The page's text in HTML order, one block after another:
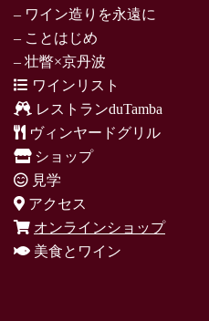
– ワイン造りを永遠に
– ことはじめ
– 壮瞥×京丹波
ワインリスト
レストランduTamba
ヴィンヤードグリル
ショップ
見学
アクセス
オンラインショップ
美食とワイン